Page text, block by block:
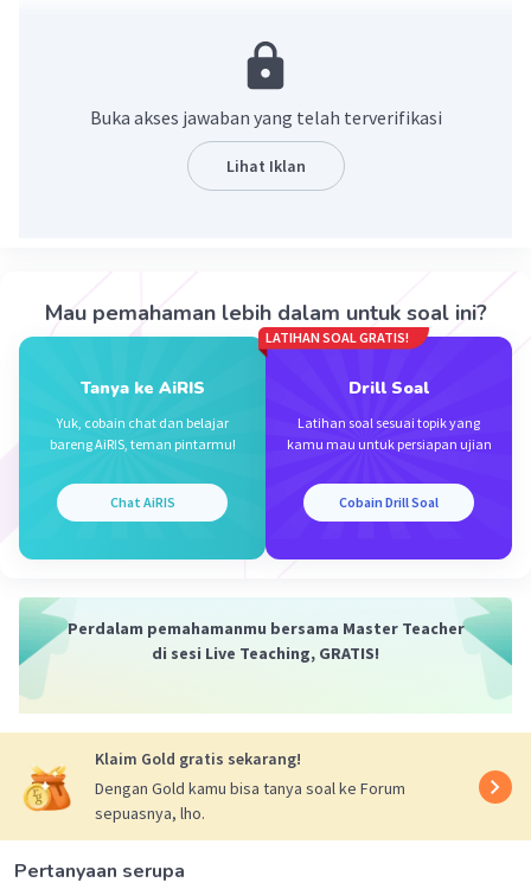
am/ an= am-n
= 4a²
Jadi, (2²a²)^(4)/(2³a³)² = 4a²
Buka akses jawaban yang telah terverifikasi
Lihat Iklan
Mau pemahaman lebih dalam untuk soal ini?
Tanya ke AiRIS
Yuk, cobain chat dan belajar
bareng AiRIS, teman pintarmu!
Chat AiRIS
LATIHAN SOAL GRATIS!
Drill Soal
Latihan soal sesuai topik yang
kamu mau untuk persiapan ujian
Cobain Drill Soal
Perdalam pemahamanmu bersama Master Teacher
di sesi Live Teaching, GRATIS!
Klaim Gold gratis sekarang!
Dengan Gold kamu bisa tanya soal ke Forum
sepuasnya, lho.
Pertanyaan serupa